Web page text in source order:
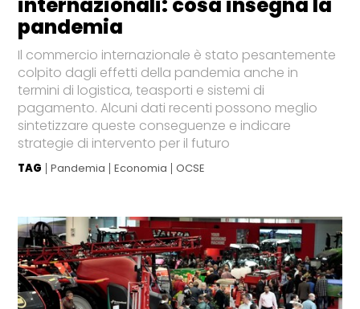
pandemia
Il commercio internazionale è stato pesantemente
colpito dagli effetti della pandemia anche in
termini di logistica, teasporti e sistemi di
pagamento. Alcuni dati recenti possono meglio
sintetizzare queste conseguenze e indicare
strategie di intervento per il futuro
TAG Pandemia Economia OCSE